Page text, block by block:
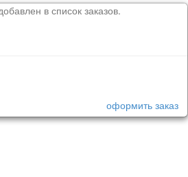
в список заказов.
оформить заказ